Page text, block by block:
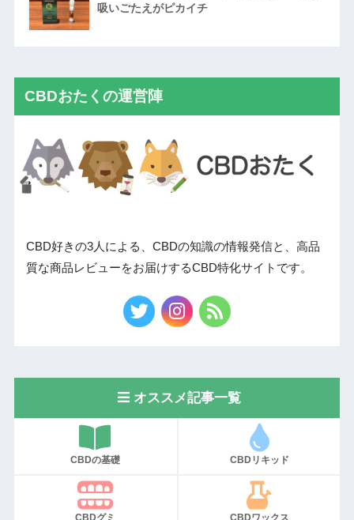
吸いごたえがピカイチ
CBDおたくの運営陣
CBD好きの3人による、CBDの知識の情報発信と、高品
質な商品レビューをお届けするCBD特化サイトです。
オススメ記事一覧
CBDの基礎 CBDリキッド
CBDグミ CBDワックス